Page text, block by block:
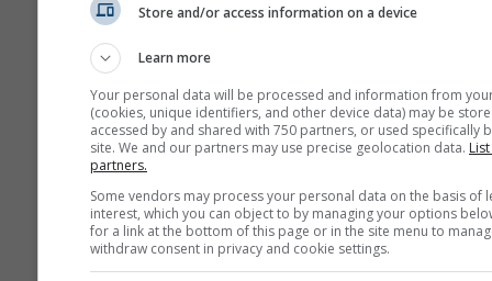
Dirección del viento
Humedad relativa
Precipitación
precipitación
rainSPOT
Presión
Store and/or access information on a device
Learn more
Your personal data will be processed and information from
(cookies, unique identifiers, and other device data) may be
accessed by and shared with 750 partners, or used specifically
site. We and our partners may use precise geolocation data.
partners.
Some vendors may process your personal data on the basis of
interest, which you can object to by managing your options
for a link at the bottom of this page or in the site menu to
withdraw consent in privacy and cookie settings.